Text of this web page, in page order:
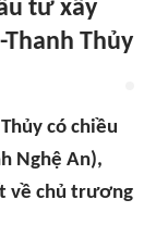
tư xây
Thủy
có chiều
Nghệ An),
về chủ trương